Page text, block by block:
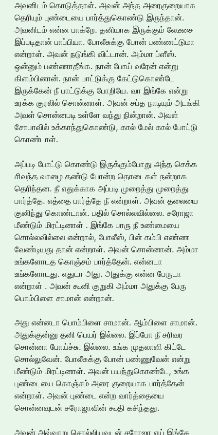
அவனிடம் கொடுத்தாள். அவன் அந்த அரைகுறையாக
தெரியும் புண்டையை பார்த்துகொண்டு இருந்தான்.
அவனிடம் என்ன பாக்றே. தனியாக இருக்கும் லேடீசை
இப்படிதான் பாப்பியா. போலீசுக்கு போன் பண்ணட்டுமா
என்றாள். அவன் நடுங்கி விட்டான். அம்மா ப்ளீஸ்.
ஒன்னும் பண்ணாதீங்க. நான் போய் வரேன் என்று
கிளம்பினான். நான் பாட்டுக்கு கேட்டுகொண்டே
இருக்கேன் நீ பாட்டுக்கு போறியே. வா இங்கே என்று
உரக்க குரலில் சொன்னாள். அவன் சப்த நாடியும் அடங்கி
அவள் சொன்னபடி உள்ளே வந்து நின்றான். அவள்
சோபாவில் உக்காந்துகொண்டு, கால் மேல் கால் போட்டு
கொண்டாள்.
அப்படி போட்டு கொண்டு இருக்கும்போது அந்த செக்க
சிவந்த வாழை தண்டு போன்ற தொடைகள் நன்றாக
தெரிந்தன. நீ எதுக்காக அப்படி முறைத்து முறைத்து
பார்த்தே. எத்தை பார்த்தே நீ என்றாள். அவன் தலையை
குனிந்து கொண்டான். பதில் சொல்லவில்லை. சரோஜா
மீண்டும் மிரட்டினாள் . இங்கே பாரு நீ உண்மையை
சொல்லவில்லை என்றால், போலீஸ், பின் கம்பி எண்ண
வேண்டியது தான் என்றாள். அவன் சொன்னான். அம்மா
உங்களோடத கொஞ்சம் பார்த்தேன். என்னடா
உங்களோடது. எதுடா அது. அதுக்கு என்ன பேருடா
என்றாள் . அவன் கூனி குறுகி அம்மா அதுக்கு பேரு
பொம்பிளை சாமான் என்றான்.
அது என்னடா பொம்பிளை சாமான். ஆம்பிளை சாமான்.
அதுக்குன்னு தனி பெயர் இல்லை. இப்போ நீ சரிவர
சொன்னா போய்ச்சு. இல்லை. உங்க முதலாளி கிட்டே
சொல்லுவேன். போலீசுக்கு போன் பண்ணுவேன் என்று
மீண்டும் மிரட்டினாள். அவன் பயந்துகொண்டே, உங்க
புண்டையை கொஞ்சம் அரை குறையாக பார்த்தேன்
என்றாள். அவன் புண்டை என்ற வார்த்தையை
சொன்னவுடன் சரோஜாவின் கூதி கசிந்தது.
அவன் அவ்வாறு சொல்லியவுடன் சரோஜா ஏய் இங்கே